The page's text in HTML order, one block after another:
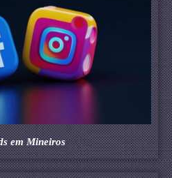
em Mineiros